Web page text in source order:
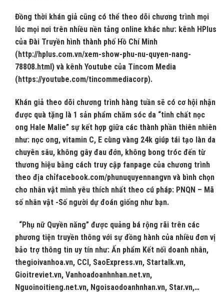
Đồng thời khán giả cũng có thể theo dõi chương trình mọi
lúc mọi nơi trên nhiều nền tảng online khác như: kênh HPlus
của Đài Truyền hình thành phố Hồ Chí Minh
(http://hplus.com.vn/xem-show-phu-nu-quyen-nang-
78808.html) và kênh Youtube của Tincom Media
(https://youtube.com/tincommediacorp).
Khán giả theo dõi chương trình hàng tuần sẽ có cơ hội nhận
được quà tặng là 1 sản phẩm chăm sóc da “tinh chất nọc
ong Hale Malie” sự kết hợp giữa các thành phần thiên nhiên
như: nọc ong, vitamin C, E cùng vàng 24k giúp tái tạo làn da
chuyên sâu, không gây đau đớn, không bong tróc đến từ
thương hiệu bằng cách truy cập fanpage của chương trình
theo địa chỉfacebook.com/phunuquyennangvn và bình chọn
cho nhân vật mình yêu thích nhất theo cú pháp: PNQN – Mã
số nhân vật -Số người dự đoán giống như bạn.
“Phụ nữ Quyền năng” được quảng bá rộng rãi trên các
phương tiện truyền thông với sự đồng hành của nhiều đơn vị
bảo trợ thông tin uy tín như: Ấn phẩm Kết nối doanh nhân,
thegioivanhoa.vn, CCI, SaoExpress.vn, Startalk.vn,
Gioitreviet.vn, Vanhoadoanhnhan.net.vn,
Nguoinoitieng.net.vn, Ngoisaodoanhnhan.vn, Star.vn,…